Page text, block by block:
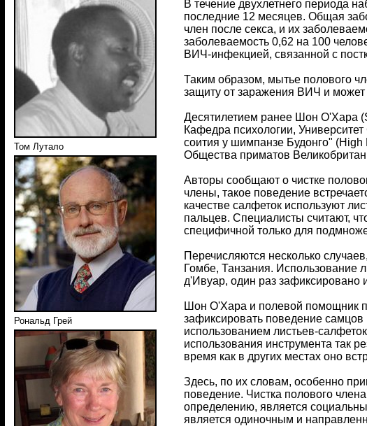
Том Лутало
Рональд Грей
В течение двухлетнего периода
последние 12 месяцев. Общая
член после секса, и их
заболеваемость 0,62 на 100
ВИЧ-инфекцией, связанной с
Таким образом, мытье полового
защиту от заражения ВИЧ и может
Десятилетием ранее Шон О'Хара
Кафедра психологии,
соития у шимпанзе Будонго"
Общества приматов
Авторы сообщают о чистке
члены, такое поведение
качестве салфеток используют
пальцев. Специалисты считают,
специфичной только для
Перечисляются несколько
Гомбе, Танзания. Использование
д'Ивуар, один раз зафиксировано
Шон О'Хара и полевой помощник
зафиксировать поведение самцов
использованием листьев-
использования инструмента так
время как в других местах оно
Здесь, по их словам, особенно
поведение. Чистка полового
определению, является
является одиночным и